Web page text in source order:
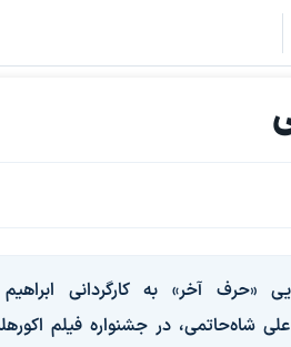
«حرف آخر» به کارگردانی
شاه‌حاتمی، در جشنواره فیلم